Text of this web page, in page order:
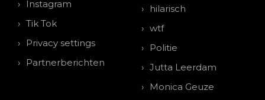
Instagram
Tik Tok
Privacy settings
Partnerberichten
hilarisch
wtf
Politie
Jutta Leerdam
Monica Geuze